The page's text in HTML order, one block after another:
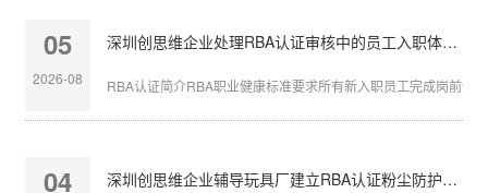
05
2026-08
深圳创思维企业处理RBA认证审核中的员工入职体检缺失
RBA认证简介RBA职业健康标准要求所有新入职员工完成岗前体
04 深圳创思维企业辅导玩具厂建立RBA认证粉尘防护体系